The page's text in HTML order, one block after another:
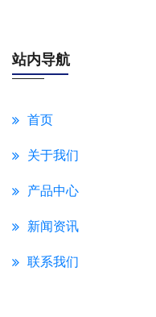
站内导航
首页
关于我们
产品中心
新闻资讯
联系我们